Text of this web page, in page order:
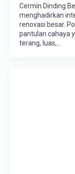
Cermin Dinding
menghadirkan
renovasi besar.
pantulan cahaya
terang, luas,…